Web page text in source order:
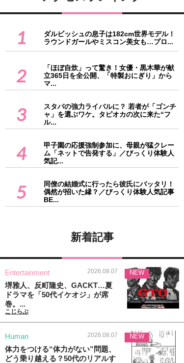
1
ダルビッシュの息子は182cm世界モデル！
ラウンドガールやミスコン美女も…プロ...
2
「ほぼ自炊」って驚き！女優・黒木華が献
立365日を全公開、「特製おにぎり」から
マ...
3
スタバの強力ライバルに？ 若者が「ゴンチ
ャ」を選ぶワケ。タピオカの次に来た“フ
ル...
4
甲子園の応援強制参加に、母親が猛クレー
ム「ネットで告発する」／びっくり体験人
気記...
5
同僚の結婚式に行ったら彼氏にバッタリ！
偶然が招いた縁？／びっくり体験人気記事
BE...
新着記事
Entertainment 2026.08.07
堺雅人、反町隆史、GACKT…夏
ドラマを「50代イケオジ」が席
巻。...
こじらぶ
NEW
Human 2026.08.07
体力をつける“体力がない”問題、
どう乗り越える？50代のリアルす
NEW